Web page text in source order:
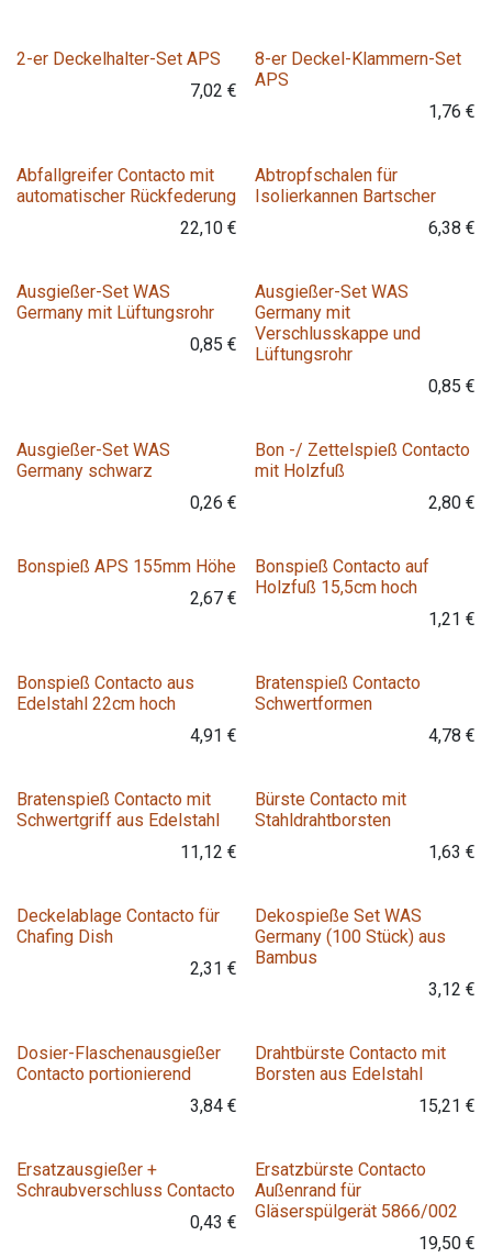
2-er Deckelhalter-Set APS
7,02 €
8-er Deckel-Klammern-Set
APS
1,76 €
Abfallgreifer Contacto mit
automatischer Rückfederung
22,10€
Variante
Abtropfschalen für
Isolierkannen Bartscher
6,38 €
Ausgießer-Set WAS
Germany mit Lüftungsrohr
0,85 €
Ausgießer-Set WAS
Germany mit
Verschlusskappe und
Lüftungsrohr
0,85 €
Ausgießer-Set WAS
Germany schwarz
0,26 €
Variante
Bon -/ Zettelspieß Contacto
mit Holzfuß
2,80€
Bonspieß APS 155mm Höhe
2,67€
Bonspieß Contacto auf
Holzfuß 15,5cm hoch
1,21 €
Bonspieß Contacto aus
Edelstahl 22cm hoch
4,91 €
Variante
Bratenspieß Contacto
Schwertformen
4,78 €
Variante
Bratenspieß Contacto mit
Schwertgriff aus Edelstahl
11,12 €
Bürste Contacto mit
Stahldrahtborsten
1,63 €
Deckelablage Contacto für
Chafing Dish
2,31 €
Dekospieße Set WAS
Germany (100 Stück) aus
Bambus
3,12 €
Variante
Dosier-Flaschenausgießer
Contacto portionierend
3,84€
Drahtbürste Contacto mit
Borsten aus Edelstahl
15,21 €
Ersatzausgießer +
Schraubverschluss Contacto
0,43 €
Ersatzbürste Contacto
Außenrand für
Gläserspülgerät 5866/002
19,50€